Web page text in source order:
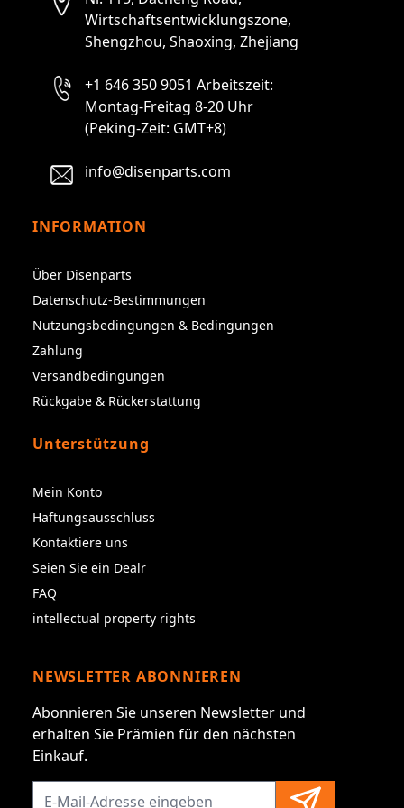
Wirtschaftsentwicklungszone,
Shengzhou, Shaoxing, Zhejiang
+1 646 350 9051 Arbeitszeit:
Montag-Freitag 8-20 Uhr
(Peking-Zeit: GMT+8)
info@disenparts.com
INFORMATION
Über Disenparts
Datenschutz-Bestimmungen
Nutzungsbedingungen & Bedingungen
Zahlung
Versandbedingungen
Rückgabe & Rückerstattung
Unterstützung
Mein Konto
Haftungsausschluss
Kontaktiere uns
Seien Sie ein Dealr
FAQ
intellectual property rights
NEWSLETTER ABONNIEREN
Abonnieren Sie unseren Newsletter und
erhalten Sie Prämien für den nächsten
Einkauf.